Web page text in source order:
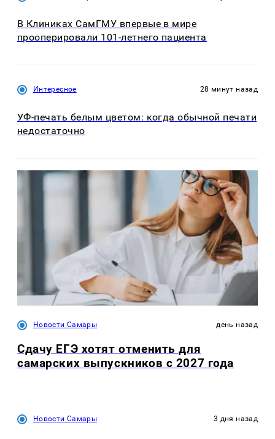
В Клиниках СамГМУ впервые в мире
прооперировали 101-летнего пациента
Интересное 28 минут назад
УФ-печать белым цветом: когда обычной печати
недостаточно
Новости Самары день назад
Сдачу ЕГЭ хотят отменить для
самарских выпускников с 2027 года
Новости Самары 3 дня назад